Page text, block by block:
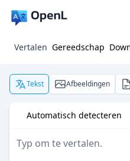
Vertalen Gereedschap
Tekst Afbeeldingen
Automatisch detecteren